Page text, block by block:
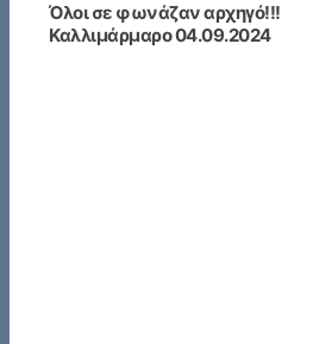
Όλοι σε φωνάζαν αρχηγό!!!
Καλλιμάρμαρο 04.09.2024